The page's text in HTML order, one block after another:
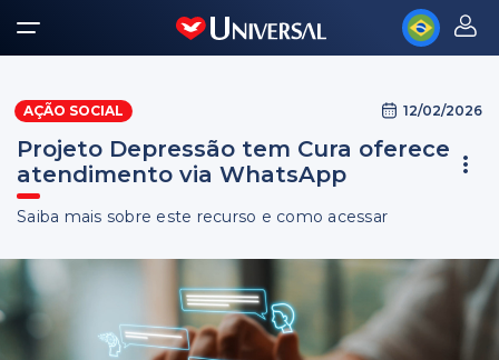
AÇÃO SOCIAL 12/02/2026
Projeto Depressão tem Cura oferece
atendimento via WhatsApp
Saiba mais sobre este recurso e como acessar